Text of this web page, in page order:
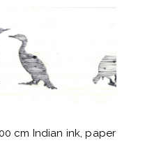
cm Indian ink, paper